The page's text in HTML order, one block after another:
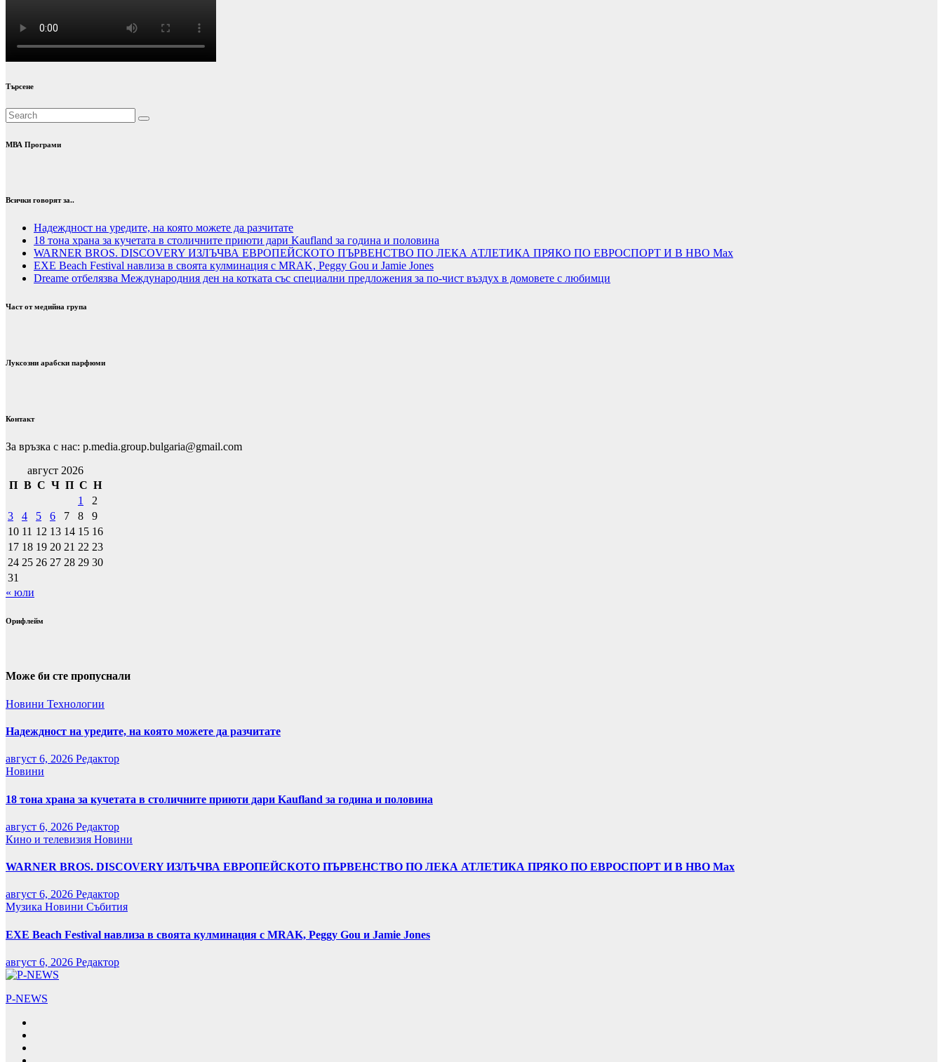
Търсене
МВА Програми
Всички говорят за..
Надеждност на уредите, на която можете да разчитате
18 тона храна за кучетата в столичните приюти дари Kaufland за година и половина
WARNER BROS. DISCOVERY ИЗЛЪЧВА ЕВРОПЕЙСКОТО ПЪРВЕНСТВО ПО ЛЕКА АТЛЕТИКА ПРЯКО ПО ЕВРОСПОРТ И В НВО Мах
EXE Beach Festival навлиза в своята кулминация с MRAK, Peggy Gou и Jamie Jones
Dreame отбелязва Международния ден на котката със специални предложения за по-чист въздух в домовете с любимци
Част от медийна група
Луксозни арабски парфюми
Контакт
За връзка с нас: p.media.group.bulgaria@gmail.com
август 2026
П В С Ч П С Н
1
2
3
4 5 6 7 8
9
10 11 12 13 14 15 16
17 18 19 20 21 22 23
24 25 26 27 28 29 30
31
« юли
Орифлейм
Може би сте пропуснали
Новини Технологии
Надеждност на уредите, на която можете да разчитате
август 6, 2026 Редактор
Новини
18 тона храна за кучетата в столичните приюти дари Kaufland за година и половина
август 6, 2026 Редактор
Кино и телевизия Новини
WARNER BROS. DISCOVERY ИЗЛЪЧВА ЕВРОПЕЙСКОТО ПЪРВЕНСТВО ПО ЛЕКА АТЛЕТИКА ПРЯКО ПО ЕВРОСПОРТ И В НВО Мах
август 6, 2026 Редактор
Музика Новини Събития
EXE Beach Festival навлиза в своята кулминация с MRAK, Peggy Gou и Jamie Jones
август 6, 2026 Редактор
P-NEWS